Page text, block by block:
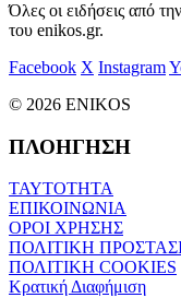
Όλες οι ειδήσεις από
του enikos.gr.
Facebook X Instagram
© 2026 ENIKOS
ΠΛΟΗΓΗΣΗ
ΤΑΥΤΟΤΗΤΑ
ΕΠΙΚΟΙΝΩΝΙΑ
ΟΡΟΙ ΧΡΗΣΗΣ
ΠΟΛΙΤΙΚΗ
ΠΟΛΙΤΙΚΗ COOKIES
Κρατική Διαφήμιση